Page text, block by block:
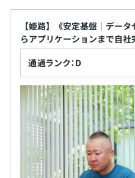
【姫路】《安定基盤｜デー
らアプリケーションまで自社
通過ランク：D